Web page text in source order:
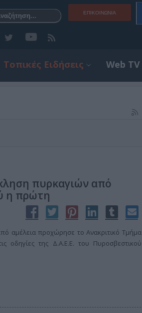
ΕΠΙΚΟΙΝΩΝΊΑ
Τοπικές Ειδήσεις Web TV
πυρκαγιών από
η πρώτη
αμέλεια προχώρησε το Ανακριτικό Τμήμα
οδηγίες της Δ.Α.Ε.Ε. του Πυροσβεστικού